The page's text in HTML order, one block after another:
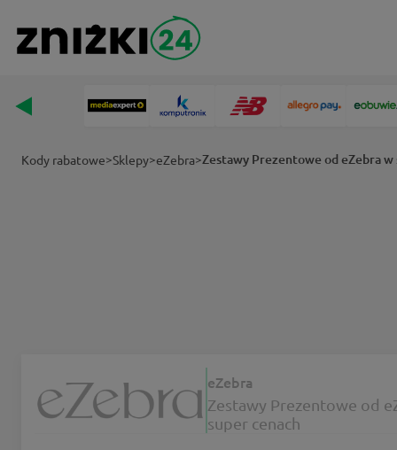
Kody rabatowe>Sklepy>eZebra>Zestawy Prezentowe od eZebra w
eZebra
Zestawy Prezentowe od
super cenach